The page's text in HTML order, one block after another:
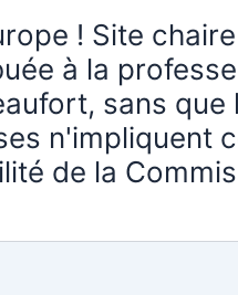
! Site
à la
sans que
n'impliquent
de la